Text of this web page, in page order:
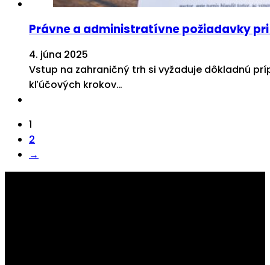
Právne a administratívne požiadavky
4. júna 2025
Vstup na zahraničný trh si vyžaduje dôkladnú
kľúčových krokov…
1
2
→